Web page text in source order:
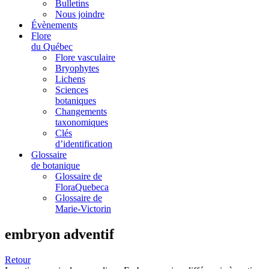
Bulletins
Nous joindre
Évènements
Flore
du Québec
Flore vasculaire
Bryophytes
Lichens
Sciences
botaniques
Changements
taxonomiques
Clés
d’identification
Glossaire
de botanique
Glossaire de
FloraQuebeca
Glossaire de
Marie-Victorin
embryon adventif
Retour